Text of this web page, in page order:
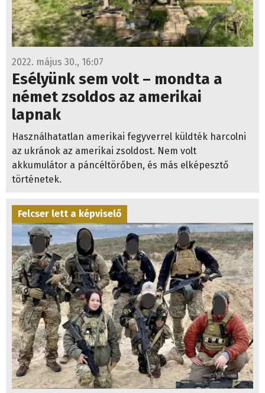
2022. május 30., 16:07
Esélyünk sem volt – mondta a
német zsoldos az amerikai
lapnak
Használhatatlan amerikai fegyverrel küldték harcolni
az ukránok az amerikai zsoldost. Nem volt
akkumulátor a páncéltörőben, és más elképesztő
történetek.
Felcser lett a képviselő